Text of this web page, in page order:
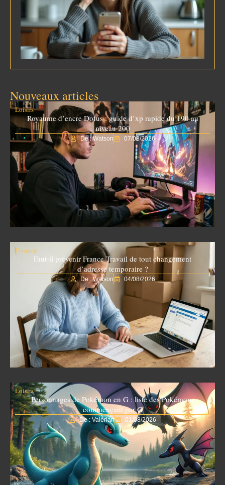
Nouveaux articles
Loisirs
Royaume d’encre Dofus : guide d’xp rapide du 190 au
niveau 200
De : Watson 07/08/2026
Finance
Faut-il prévenir France Travail de tout changement
d’adresse temporaire ?
De : Watson 04/08/2026
Loisirs
Personnages de Pokémon en G : liste des Pokémons
commençant par G
De : Valérian 01/08/2026